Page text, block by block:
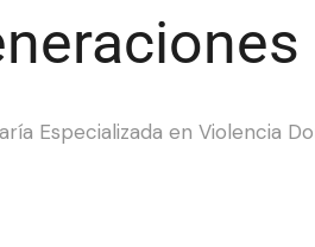
Especializada en Violencia